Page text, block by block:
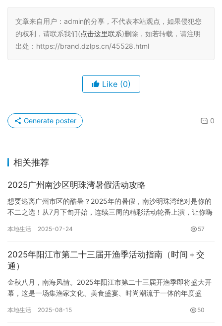
文章来自用户：admin的分享，不代表本站观点，如果侵犯您
的权利，请联系我们(点击这里联系)删除，如若转载，请注明
出处：https://brand.dzlps.cn/45528.html
Like (0)
0
Generate poster
相关推荐
2025广州南沙区明珠湾暑假活​动攻略
想要逃离广州市区的酷暑？2025年的暑假，南沙明珠湾绝对是你的
不二之选！从7月下旬开始，连续三周的精彩活动轮番上演，让你嗨
本地生活 2025-07-24 57
2025年阳江市第二十三届开渔季活动指南（时间＋交
通）
金秋八月，南海风情。2025年阳江市第二十三届开渔季即将盛大开
幕，这是一场集渔家文化、美食盛宴、时尚潮流于一体的年度盛
动指…
本地生活 2025-08-15 50